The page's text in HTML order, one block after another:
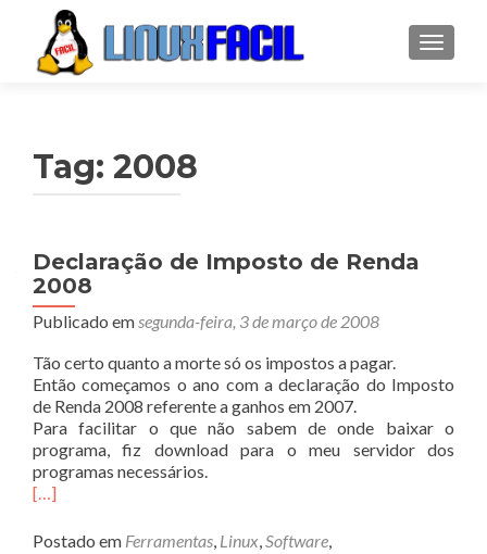
Tag: 2008
Declaração de Imposto de Renda
2008
Publicado emsegunda-feira, 3 de março de 2008
Tão certo quanto a morte só os impostos a pagar.
Então começamos o ano com a declaração do Imposto
de Renda 2008 referente a ganhos em 2007.
Para facilitar o que não sabem de onde baixar o
programa, fiz download para o meu servidor dos
programas necessários.
[…]
Postado em Ferramentas, Linux,Software,